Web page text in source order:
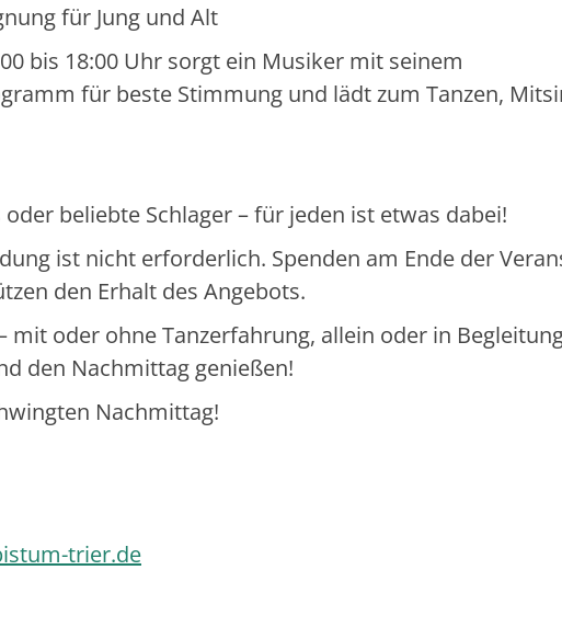
für Jung und Alt
bis 18:00 Uhr sorgt ein Musiker mit seinem
für beste Stimmung und lädt zum Tanzen,
beliebte Schlager – für jeden ist etwas dabei!
ist nicht erforderlich. Spenden am Ende der
den Erhalt des Angebots.
mit oder ohne Tanzerfahrung, allein oder in
den Nachmittag genießen!
Nachmittag!
trier.de